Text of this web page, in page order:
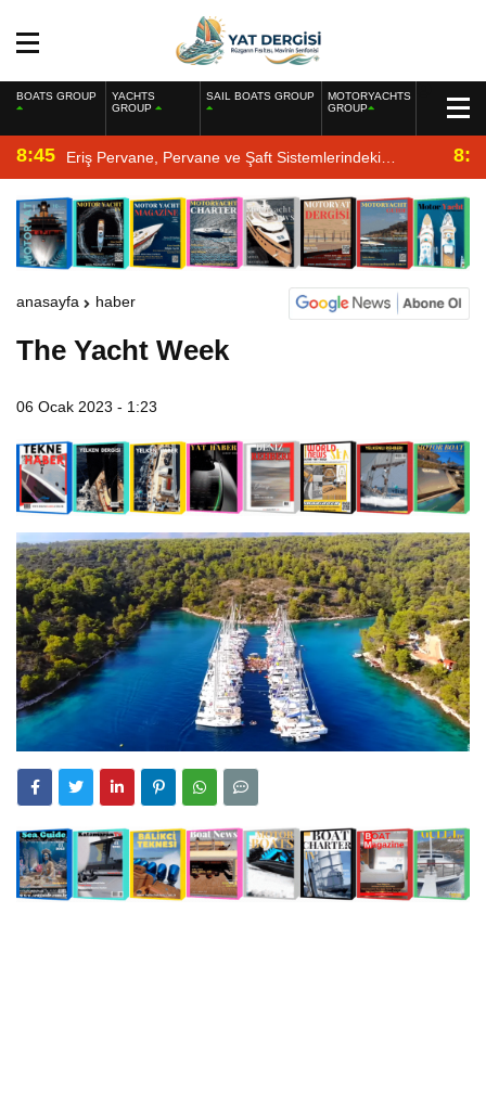
BOATS GROUP
YACHTS
GROUP
SAIL BOATS GROUP
MOTORYACHTS
GROUP
8:45 Eriş Pervane, Pervane ve Şaft Sistemlerindeki
Uzmanlığıyla Yat Dergisi’nde
anasayfa haber
The Yacht Week
06 Ocak 2023 - 1:23